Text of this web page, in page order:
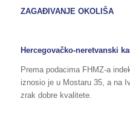
ZAGAĐIVANJE OKOLIŠA
Hercegovačko-neretvanski
Prema podacima FHMZ-a
iznosio je u Mostaru 35, a na
zrak dobre kvalitete.